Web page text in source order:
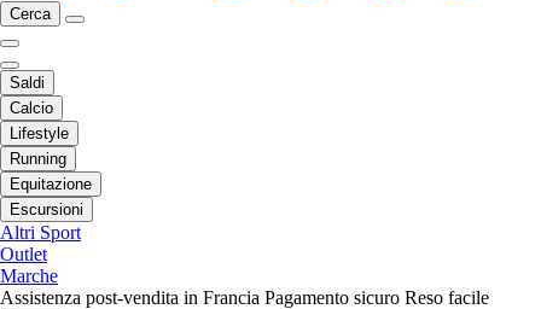
Cerca
Saldi
Calcio
Lifestyle
Running
Equitazione
Escursioni
Altri Sport
Outlet
Marche
Assistenza post-vendita in Francia Pagamento sicuro Reso facile